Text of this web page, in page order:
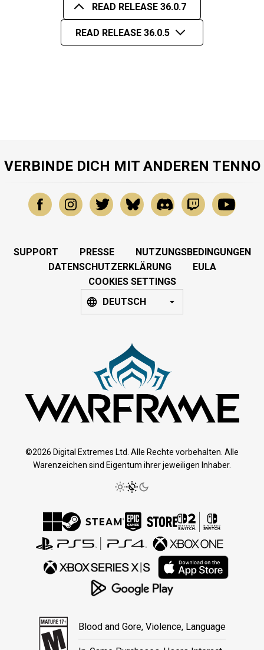
READ RELEASE 36.0.7
READ RELEASE 36.0.5
VERBINDE DICH MIT ANDEREN TENNO
SUPPORT PRESSE
NUTZUNGSBEDINGUNGEN
DATENSCHUTZERKLÄRUNG
EULA
COOKIES SETTINGS
DEUTSCH
©2026 Digital Extremes Ltd. Alle Rechte vorbehalten. Alle
Warenzeichen sind Eigentum ihrer jeweiligen Inhaber.
Blood and Gore, Violence, Language